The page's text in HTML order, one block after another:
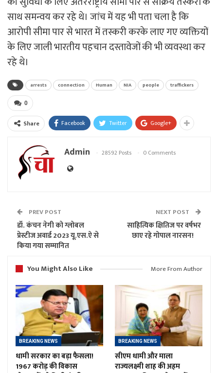
साथ समन्वय कर रहे थे। जांच में यह भी पता चला है कि
आरोपी सीमा पार से भारत में तस्करी करके लाए गए व्यक्तियों
के लिए जाली भारतीय पहचान दस्तावेजों की भी व्यवस्था कर
रहे थे।
arrests connection Human NIA people traffickers
0
Share Facebook Twitter Google+
Admin 28592 Posts 0 Comments
PREV POST
डॉ. कंचन नेगी को ग्लोबल
प्रेस्टीज अवार्ड 2023 यू.एस.ऐ से
किया गया सम्मानित
NEXT POST
साहित्यिक क्षितिज पर वर्षभर
छाए रहे गोपाल नारसन!
You Might Also Like More From Author
BREAKING NEWS
धामी सरकार का बड़ा फैसला!
1967 करोड़ की विकास
BREAKING NEWS
सीएम धामी और माला
राज्यलक्ष्मी शाह की अहम